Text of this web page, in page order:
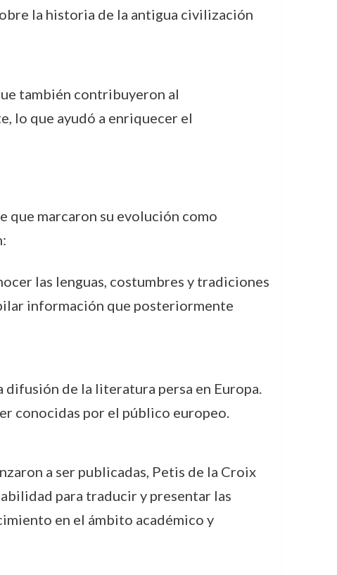
la historia de la antigua civilización
también contribuyeron al
lo que ayudó a enriquecer el
que marcaron su evolución como
las lenguas, costumbres y tradiciones
información que posteriormente
difusión de la literatura persa en Europa.
conocidas por el público europeo.
a ser publicadas, Petis de la Croix
para traducir y presentar las
en el ámbito académico y